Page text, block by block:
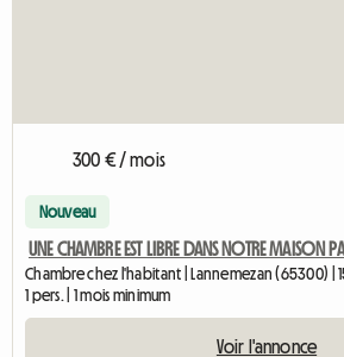
300 € / mois
Nouveau
UNE CHAMBRE EST LIBRE DANS NOTRE MAISON
Chambre chez l'habitant | Lannemezan (65300) |
1 pers. | 1 mois minimum
Voir l'annonce